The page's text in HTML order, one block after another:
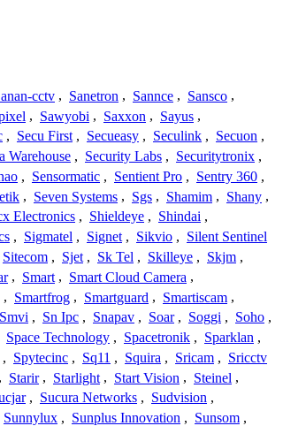
cctv , Sanetron , Sannce , Sansco ,
, Sawyobi , Saxxon , Sayus ,
, Secu First , Secueasy , Seculink , Secuon ,
Warehouse , Security Labs , Securitytronix ,
, Sensormatic , Sentient Pro , Sentry 360 ,
, Seven Systems , Sgs , Shamim , Shany ,
Electronics , Shieldeye , Shindai ,
, Sigmatel , Signet , Sikvio , Silent Sentinel
Sitecom , Sjet , Sk Tel , Skilleye , Skjm ,
, Smart , Smart Cloud Camera ,
, Smartfrog , Smartguard , Smartiscam ,
Smvi , Sn Ipc , Snapav , Soar , Soggi , Soho ,
Space Technology , Spacetronik , Sparklan ,
, Spytecinc , Sq11 , Squira , Sricam , Sricctv
, Starir , Starlight , Start Vision , Steinel ,
, Sucura Networks , Sudvision ,
Sunnylux , Sunplus Innovation , Sunsom ,